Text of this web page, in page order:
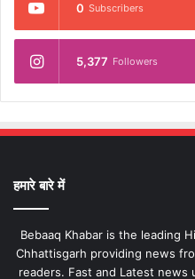
0 Subscribers
5,377 Followers
हमारे बारे में
Bebaaq Khabar is the leading
Chhattisgarh providing news
readers. Fast and Latest